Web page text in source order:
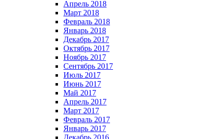
Апрель 2018
Март 2018
Февраль 2018
Январь 2018
Декабрь 2017
Октябрь 2017
Ноябрь 2017
Сентябрь 2017
Июль 2017
Июнь 2017
Май 2017
Апрель 2017
Март 2017
Февраль 2017
Январь 2017
Декабрь 2016